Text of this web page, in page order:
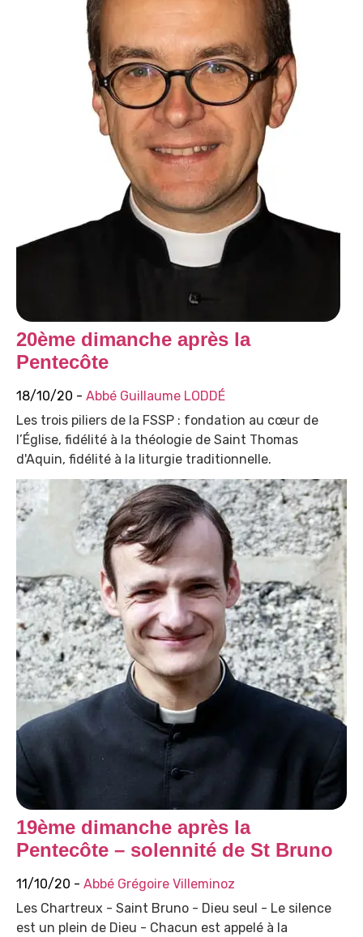
20ème dimanche après la
Pentecôte
18/10/20 - Abbé Guillaume LODDÉ
Les trois piliers de la FSSP : fondation au cœur de
l’Église, fidélité à la théologie de Saint Thomas
d'Aquin, fidélité à la liturgie traditionnelle.
19ème dimanche après la
Pentecôte – solennité de St Bruno
11/10/20 - Abbé Grégoire Villeminoz
Les Chartreux - Saint Bruno - Dieu seul - Le silence
est un plein de Dieu - Chacun est appelé à la